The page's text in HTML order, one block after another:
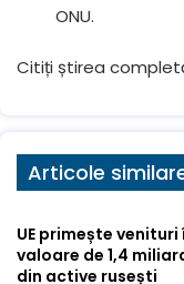
ONU.
Citiți știrea
Articole
UE primește venituri
valoare de 1,4
din active rusești